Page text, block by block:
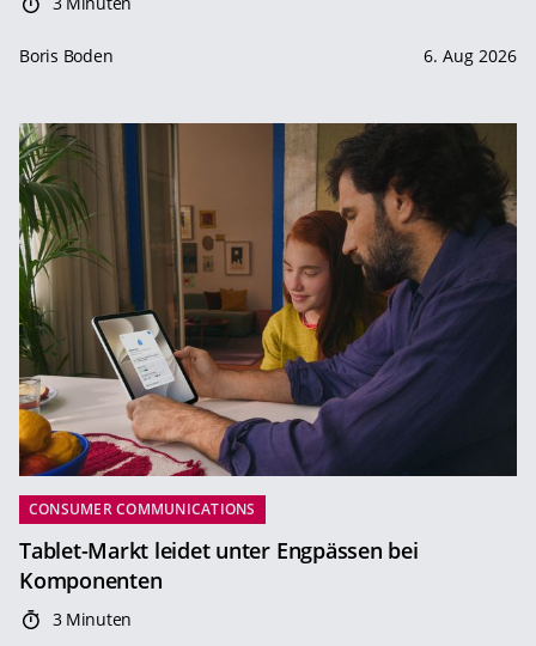
Boris Boden 6. Aug 2026
CONSUMER COMMUNICATIONS
Tablet-Markt leidet unter Engpässen bei
Komponenten
3 Minuten